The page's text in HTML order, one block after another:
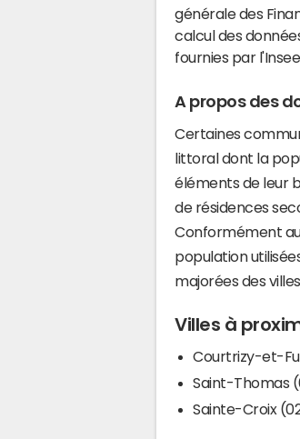
générale des
calcul des
fournies par l'Insee.
A propos des
Certaines
littoral dont la
éléments de leur
de résidences
Conformément
population
majorées des
Villes à
Courtrizy-et-
Saint-Thomas
Sainte-Croix